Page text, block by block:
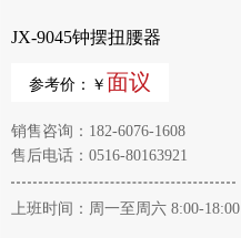
JX-9045钟摆扭腰器
参考价：￥ 面议
销售咨询：182-6076-1608
售后电话：0516-80163921
上班时间：周一至周六 8:00-18:00